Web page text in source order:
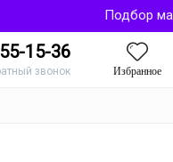
Подбор
15-36
звонок Избранное